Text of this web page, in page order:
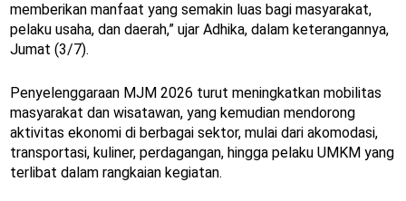
memberikan manfaat yang semakin luas bagi masyarakat,
pelaku usaha, dan daerah,” ujar Adhika, dalam keterangannya,
Jumat (3/7).
Penyelenggaraan MJM 2026 turut meningkatkan mobilitas
masyarakat dan wisatawan, yang kemudian mendorong
aktivitas ekonomi di berbagai sektor, mulai dari akomodasi,
transportasi, kuliner, perdagangan, hingga pelaku UMKM yang
terlibat dalam rangkaian kegiatan.